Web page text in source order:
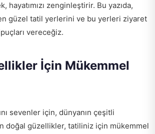
hayatımızı zenginleştirir. Bu yazıda,
güzel tatil yerlerini ve bu yerleri ziyaret
vereceğiz.
İçin Mükemmel
sevenler için, dünyanın çeşitli
doğal güzellikler, tatiliniz için mükemmel